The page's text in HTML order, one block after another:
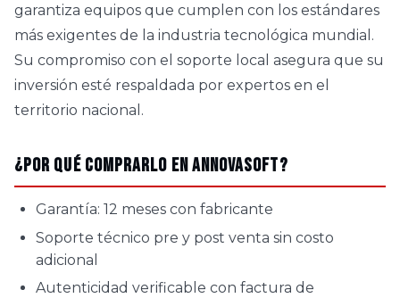
garantiza equipos que cumplen con los estándares
más exigentes de la industria tecnológica mundial.
Su compromiso con el soporte local asegura que su
inversión esté respaldada por expertos en el
territorio nacional.
¿Por qué comprarlo en AnnovaSoft?
Garantía: 12 meses con fabricante
Soporte técnico pre y post venta sin costo
adicional
Autenticidad verificable con factura de